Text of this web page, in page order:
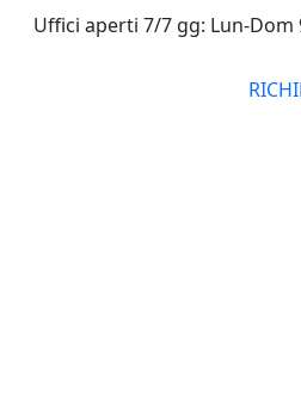
Uffici aperti 7/7 gg: Lun-Dom